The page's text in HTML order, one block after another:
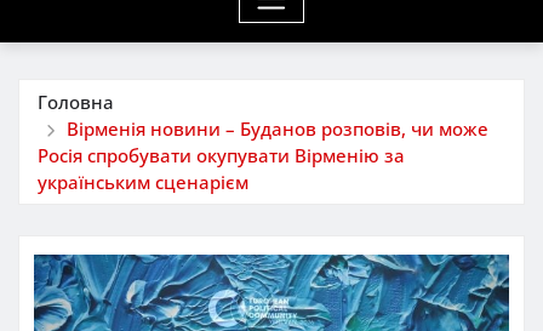
Головна
Вірменія новини – Буданов розповів, чи може
Росія спробувати окупувати Вірменію за
українським сценарієм